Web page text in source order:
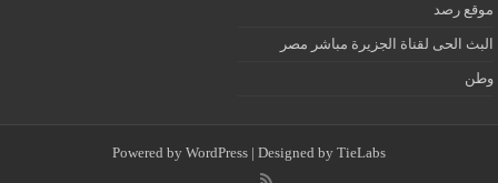
موقع رصد
البث الحى لقناة الجزيرة مباشر مصر
وطن
Powered by WordPress | Designed by TieLabs